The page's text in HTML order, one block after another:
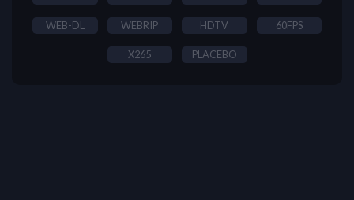
WEB-DL WEBRIP HDTV 60FPS
X265 PLACEBO